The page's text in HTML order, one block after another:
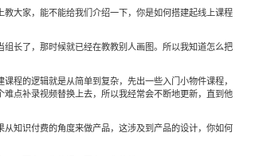
大家，能不能给我们介绍一下，你是如何搭建起线上课程
长了，那时候就已经在教教别人画图。所以我知道怎么把
程的逻辑就是从简单到复杂，先出一些入门小物件课程，
点补录视频替换上去，所以我经常会不断地更新，直到他
知识付费的角度来做产品，这涉及到产品的设计，你如何